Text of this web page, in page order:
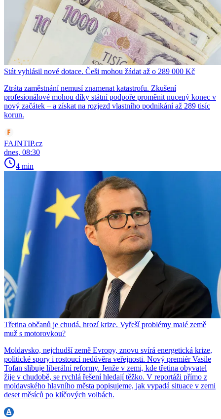
Stát vyhlásil nové dotace. Češi mohou žádat až o 289 000 Kč
Ztráta zaměstnání nemusí znamenat katastrofu. Zkušení
profesionálové mohou díky státní podpoře proměnit nucený konec v
nový začátek – a získat na rozjezd vlastního podnikání až 289 tisíc
korun.
FAJNTIP.cz
dnes, 08:30
4 min
Třetina občanů je chudá, hrozí krize. Vyřeší problémy malé země
muž s motorovkou?
Moldavsko, nejchudší země Evropy, znovu svírá energetická krize,
politické spory i rostoucí nedůvěra veřejnosti. Nový premiér Vasile
Tofan slibuje liberální reformy. Jenže v zemi, kde třetina obyvatel
žije v chudobě, se rychlá řešení hledají těžko. V reportáži přímo z
moldavského hlavního města popisujeme, jak vypadá situace v zemi
deset měsíců po klíčových volbách.